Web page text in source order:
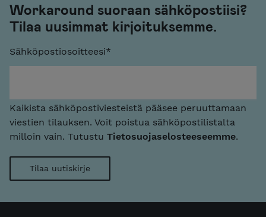
Workaround suoraan sähköpostiisi?
Tilaa uusimmat kirjoituksemme.
Sähköpostiosoitteesi*
Kaikista sähköpostiviesteistä pääsee peruuttamaan
viestien tilauksen. Voit poistua sähköpostilistalta
milloin vain. Tutustu Tietosuojaselosteeseemme.